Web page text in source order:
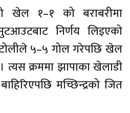
खेल १–१ को बराबरीमा
निर्णय लिइएको
टोलीले ५–५ गोल गरेपछि खेल
त्यस क्रममा झापाका खेलाडी
मच्छिन्द्रको जित